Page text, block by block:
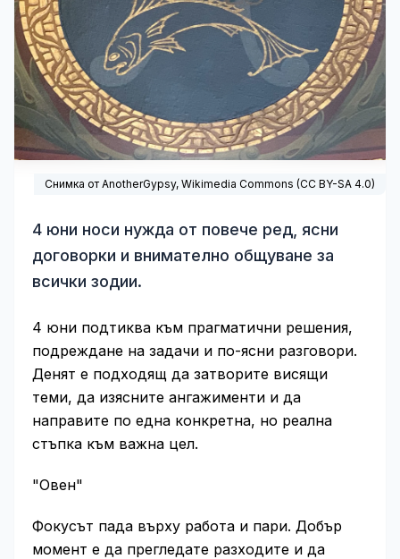
Снимка от AnotherGypsy, Wikimedia Commons (CC BY-SA 4.0)
4 юни носи нужда от повече ред, ясни
договорки и внимателно общуване за
всички зодии.
4 юни подтиква към прагматични решения,
подреждане на задачи и по-ясни разговори.
Денят е подходящ да затворите висящи
теми, да изясните ангажименти и да
направите по една конкретна, но реална
стъпка към важна цел.
"Овен"
Фокусът пада върху работа и пари. Добър
момент е да прегледате разходите и да